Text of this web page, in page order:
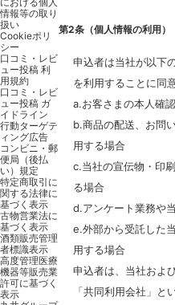
情報等の取り
扱い
Cookieポリ
シー
口コミ・レビ
ュー投稿 利
用規約
口コミ・レビ
ュー投稿 ガ
イドライン
行動ターゲテ
ィング広告
コンビニ・郵
便局（後払
い）規定
特定商取引に
関する法律に
基づく表示
古物営業法に
基づく表示
酒類販売管理
者標識表示
高度管理医療
機器等販売業
許可に基づく
表示
第2条（個人情報の利用）
申込者は当社が以下
を利用することに同
a.お客さまの本人確
b.商品の配送、お問
用する場合
c.当社の宣伝物・印
る場合
d.アンケート業務や
e.外部から受託した
用する場合
申込者は、当社およ
「共同利用会社」と